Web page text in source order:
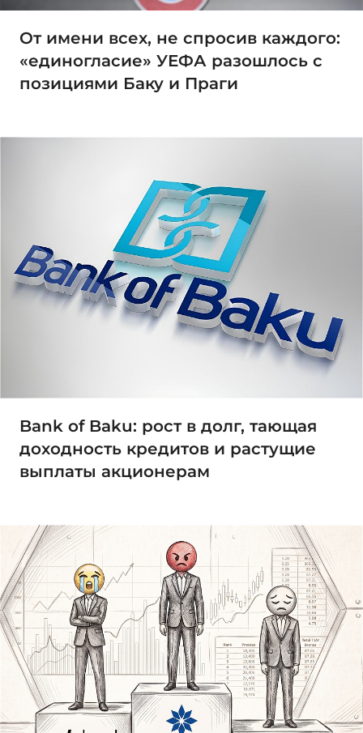
От имени всех, не спросив каждого:
«единогласие» УЕФА разошлось с
позициями Баку и Праги
Bank of Baku: рост в долг, тающая
доходность кредитов и растущие
выплаты акционерам